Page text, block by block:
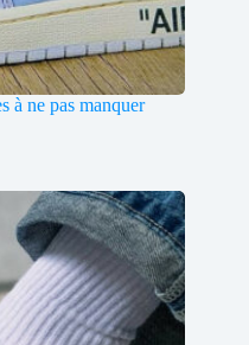
à ne pas manquer